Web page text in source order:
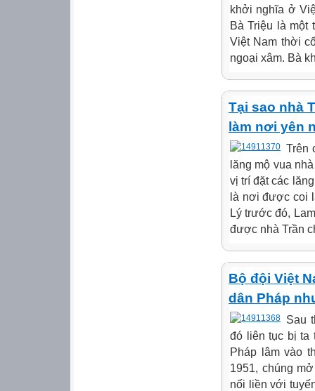
khởi nghĩa ở
Bà Triệu là một
Việt Nam thời
ngoại xâm. Bà
Tại sao nhà
làm nơi yên
Trên
lăng mộ vua
vị trí đặt các
là nơi được coi
Lý trước đó,
được nhà Trần
Bộ đội Việt
dân Pháp
Sau
đó liên tục bị ta
Pháp lâm vào
1951, chúng
nối liền với